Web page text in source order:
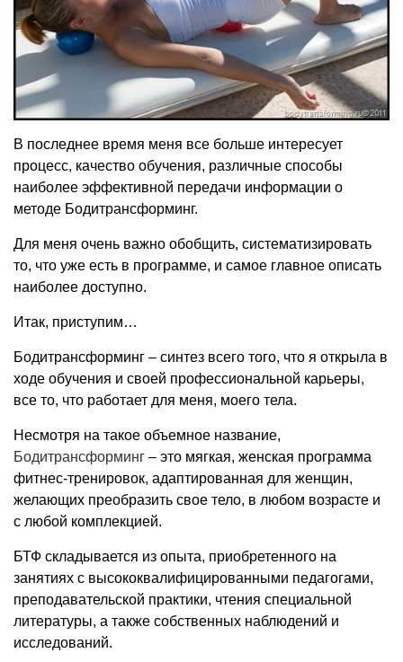
В последнее время меня все больше интересует
процесс, качество обучения, различные способы
наиболее эффективной передачи информации о
методе Бодитрансформинг.
Для меня очень важно обобщить, систематизировать
то, что уже есть в программе, и самое главное описать
наиболее доступно.
Итак, приступим…
Бодитрансформинг – синтез всего того, что я открыла в
ходе обучения и своей профессиональной карьеры,
все то, что работает для меня, моего тела.
Несмотря на такое объемное название,
Бодитрансформинг – это мягкая, женская программа
фитнес-тренировок, адаптированная для женщин,
желающих преобразить свое тело, в любом возрасте и
с любой комплекцией.
БТФ складывается из опыта, приобретенного на
занятиях с высококвалифицированными педагогами,
преподавательской практики, чтения специальной
литературы, а также собственных наблюдений и
исследований.